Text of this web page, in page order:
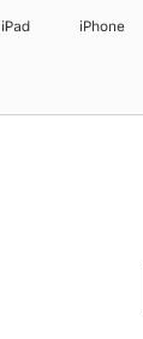
iPad iPhone